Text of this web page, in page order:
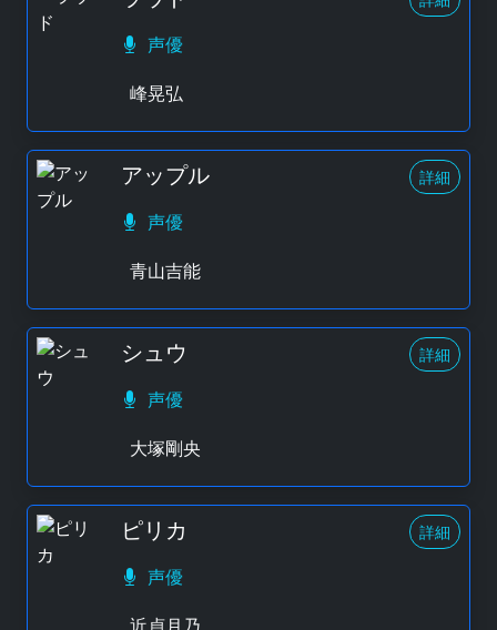
声優
峰晃弘
アップル 詳細
声優
青山吉能
シュウ 詳細
声優
大塚剛央
ピリカ 詳細
声優